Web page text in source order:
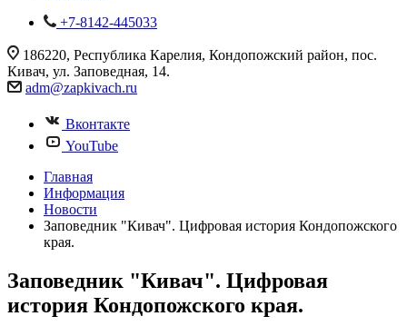
+7-8142-445033
186220, Республика Карелия, Кондопожский район, пос.
Кивач, ул. Заповедная, 14.
adm@zapkivach.ru
Вконтакте
YouTube
Главная
Информация
Новости
Заповедник "Кивач". Цифровая история Кондопожского
края.
Заповедник "Кивач". Цифровая
история Кондопожского края.